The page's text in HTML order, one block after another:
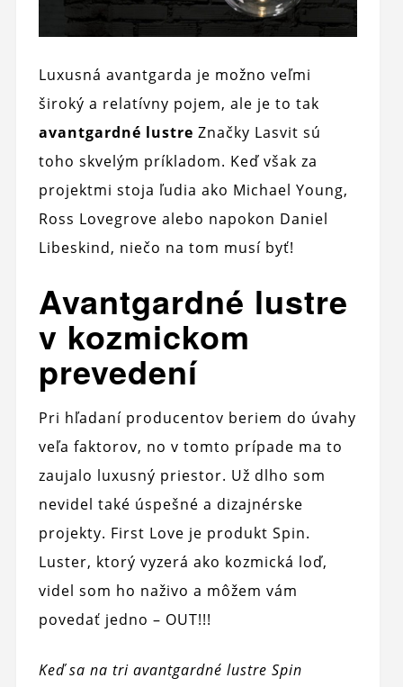
Luxusná avantgarda je možno veľmi
široký a relatívny pojem, ale je to tak
avantgardné lustre Značky Lasvit sú
toho skvelým príkladom. Keď však za
projektmi stoja ľudia ako Michael Young,
Ross Lovegrove alebo napokon Daniel
Libeskind, niečo na tom musí byť!
Avantgardné lustre
v kozmickom
prevedení
Pri hľadaní producentov beriem do úvahy
veľa faktorov, no v tomto prípade ma to
zaujalo luxusný priestor. Už dlho som
nevidel také úspešné a dizajnérske
projekty. First Love je produkt Spin.
Luster, ktorý vyzerá ako kozmická loď,
videl som ho naživo a môžem vám
povedať jedno – OUT!!!
Keď sa na tri avantgardné lustre Spin